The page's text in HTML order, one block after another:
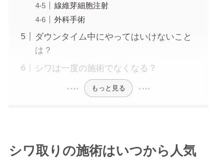
線維芽細胞注射
外科手術
ダウンタイム中にやってはいけないこと
は？
シワは一度の施術でなくなる？
もっと見る
シワ取りの施術はいつから人気